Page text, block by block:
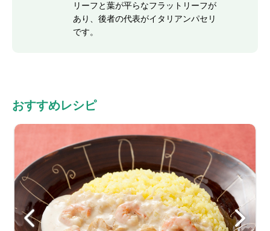
リーフと葉が平らなフラットリーフが
あり、後者の代表がイタリアンパセリ
です。
おすすめレシピ